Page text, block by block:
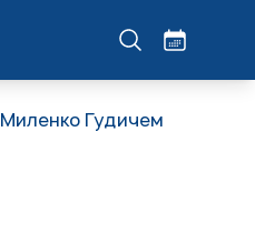
Гудичем